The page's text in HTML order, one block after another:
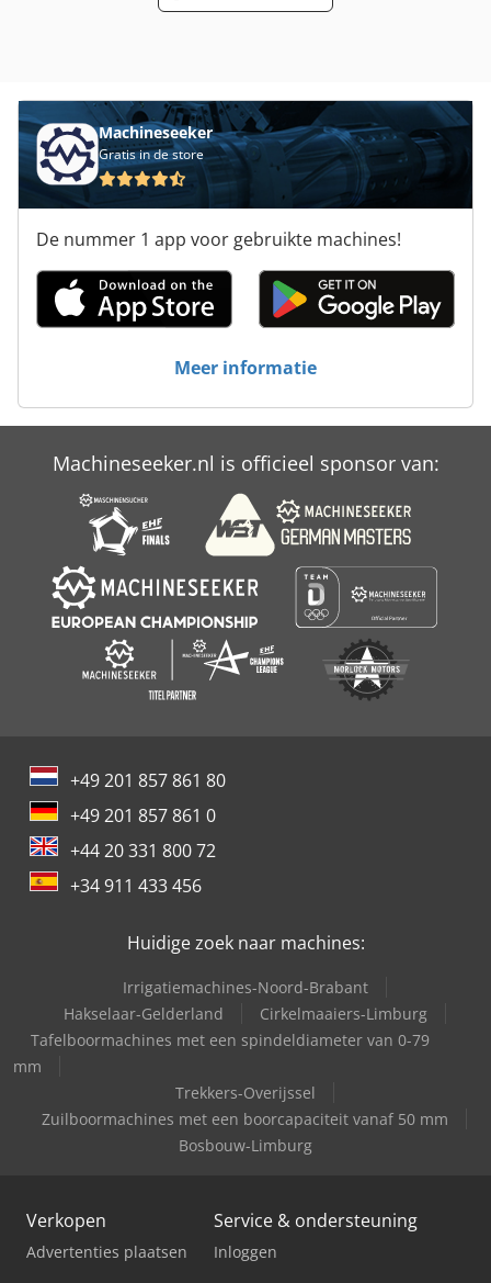
boven als zaagspindel Remmotor 37 kW, 5000 toeren/min
Diameter 45 mm Verstelweg axiaal gereduceerd tot 25 mm
Gereedschapsvrijloopcirkel 112 - 250 mm Max. zaagdiepte
35 mm Verstelweg axiaal 45 mm Gedeelde druk-balk voor
de bovenste spindel, verstelbaar en wegklapbaar,
pneumatisch 6. Spindel horizontaal onder als zaagspindel
Remmotor 30 kW, 5000 toeren/min Verstelweg axiaal
gereduceerd tot 25 mm Diameter 45 mm
Gereedschapsvrijloopcirkel 112 - 250 mm Max. zaagdiepte
35 mm Verstelweg axiaal 45 mm Alle groefspindels met
Verstelweg van de voorfeedrollen ten opzichte van de
opzichte van de rechter spindels Lengtemeter, elektrisch,
rollen boven de tafel 1 aangedreven, getande rol in de
tafel, zijdelingse aandrukrol Automatische Waxilitpomp /
smeermiddelpomp Machine met 4-rollen uitvoertafel,
pendelassen verlengd tot 200 mm 2 aangedreven, getande
rollen in de uitvoertafel 2 aangedreven, getande rollen in
de machinetafel Drukbalk voor en afvoer na de bovenste
spindel met mechanische digitale aanduiding DigiSet
(digitale dubbele aanduiding) voor de linker- en bovenste
spindels Elektrische hoogteverstelling van de bovenste
spindels en de voorfeed Verkoop in opdracht van de klant,
af locatie in de buurt van 39100 Bozen (Italië), zonder
misverstanden te voorkomen, is een bezichtiging ter
plaatse mogelijk en aanbevolen, na het maken van een
afspraak Verkoop geschiedt in de staat waarin het zich
bevindt Technische gegevens, beschrijving van de staat,
bouwjaar en leveringsomvang conform
fabrikantenprospectus of vorige eigenaar, zonder garantie
machines wordt elke garantie uitgesloten, er geldt:
als voorbeeld en geven niet de daadwerkelijke
leveringsomvang weer Betalingsvoorwaarden: Prijzen
exclusief wettelijke BTW, betaling voorafgaand aan
Machineseeker
Gratis in de store
De nummer 1 app voor gebruikte machines!
Meer informatie
Machineseeker.nl is officieel sponsor van:
+49 201 857 861 80
+49 201 857 861 0
+44 20 331 800 72
+34 911 433 456
Huidige zoek naar machines:
Irrigatiemachines-Noord-Brabant
Hakselaar-Gelderland
Cirkelmaaiers-Limburg
Tafelboormachines met een spindeldiameter van 0-79
mm
Trekkers-Overijssel
Zuilboormachines met een boorcapaciteit vanaf 50 mm
Bosbouw-Limburg
Verkopen
Advertenties plaatsen
Service & ondersteuning
Inloggen